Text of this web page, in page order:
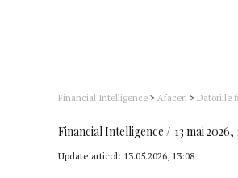
Financial Intelligence > Afaceri > Datoriile
Financial Intelligence 13 mai 2026,
Update articol: 13.05.2026, 13:08